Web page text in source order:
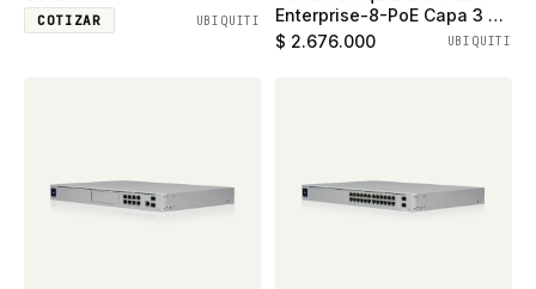
COTIZAR UBIQUITI
Enterprise-8-PoE Capa 3 de
8 puertos PoE+ y 2 puertos
$ 2.676.000 UBIQUITI